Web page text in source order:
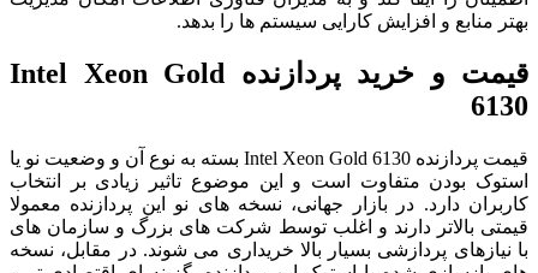
بهتر منابع و افزایش کارایی سیستم ها را بدهد.
قیمت و خرید پردازنده Intel Xeon Gold
6130
قیمت پردازنده Intel Xeon Gold 6130 بسته به نوع آن و وضعیت نو یا
استوک بودن متفاوت است و این موضوع تاثیر زیادی بر انتخاب
کاربران دارد. در بازار جهانی، نسخه های نو این پردازنده معمولا
قیمتی بالاتر دارند و اغلب توسط شرکت های بزرگ و سازمان های
با نیازهای پردازشی بسیار بالا خریداری می شوند. در مقابل، نسخه